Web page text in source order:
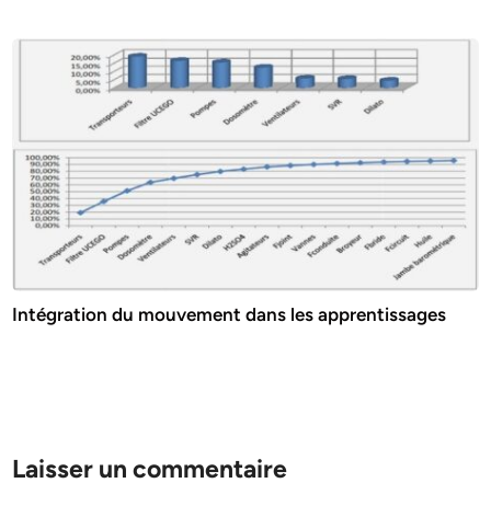
Intégration du mouvement dans les apprentissages
Laisser un commentaire